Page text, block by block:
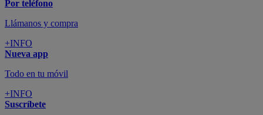
Por teléfono
Llámanos y compra
+INFO
Nueva app
Todo en tu móvil
+INFO
Suscríbete